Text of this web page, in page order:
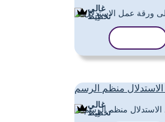
غالي
تَخطِيط
منظم الرسم
غالي
تَخطِيط